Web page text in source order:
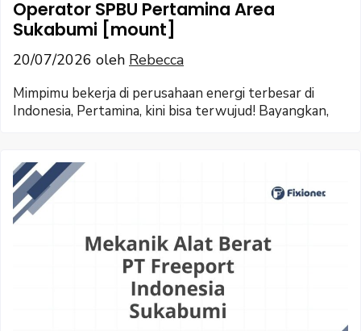
Operator SPBU Pertamina Area
Sukabumi [mount]
20/07/2026 oleh Rebecca
Mimpimu bekerja di perusahaan energi terbesar di
Indonesia, Pertamina, kini bisa terwujud! Bayangkan,